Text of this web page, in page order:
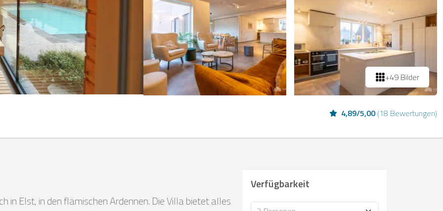
+49 Bilder
4,89/5,00 (18 Bewertungen)
Verfügbarkeit
in Elst, in den flämischen Ardennen. Die Villa bietet alles